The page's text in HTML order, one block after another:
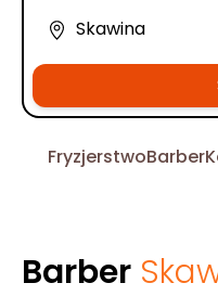
FryzjerstwoBarber
Barber